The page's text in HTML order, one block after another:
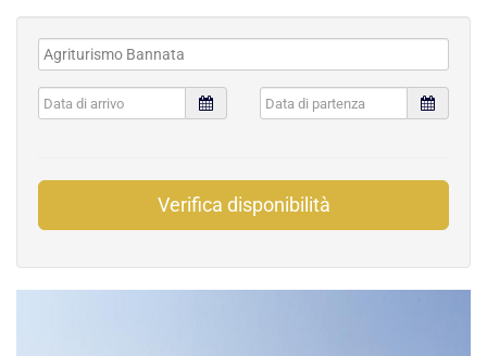
Verifica disponibilità